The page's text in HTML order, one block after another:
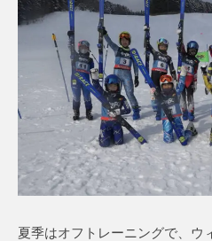
夏季はオフトレーニングで、ウ